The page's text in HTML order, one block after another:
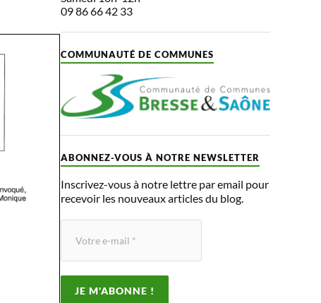
09 86 66 42 33
COMMUNAUTÉ DE COMMUNES
ABONNEZ-VOUS À NOTRE NEWSLETTER
Inscrivez-vous à notre lettre par email pour
recevoir les nouveaux articles du blog.